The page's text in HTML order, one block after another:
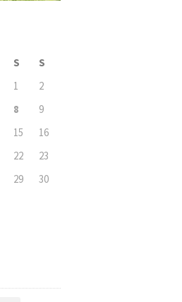
S
S
1
2
8
9
15
16
22
23
29
30